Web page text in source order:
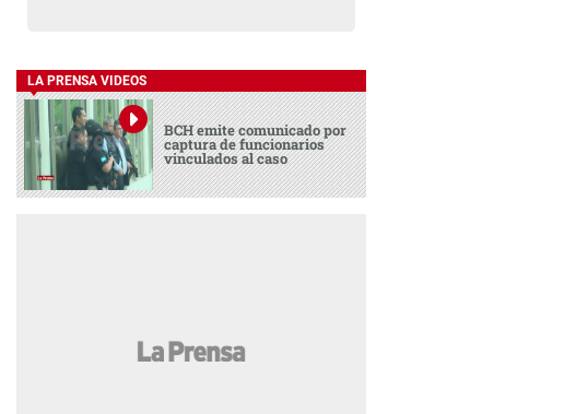
LA PRENSA VIDEOS
BCH emite comunicado por
captura de funcionarios
vinculados al caso